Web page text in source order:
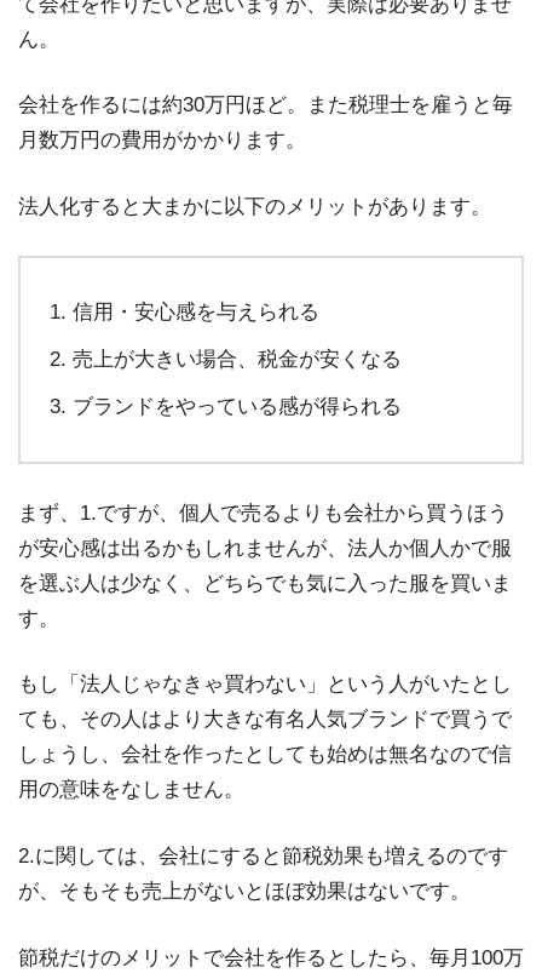
ん。
会社を作るには約30万円ほど。また税理士を雇うと毎
月数万円の費用がかかります。
法人化すると大まかに以下のメリットがあります。
信用・安心感を与えられる
売上が大きい場合、税金が安くなる
ブランドをやっている感が得られる
まず、1.ですが、個人で売るよりも会社から買うほう
が安心感は出るかもしれませんが、法人か個人かで服
を選ぶ人は少なく、どちらでも気に入った服を買いま
す。
もし「法人じゃなきゃ買わない」という人がいたとし
ても、その人はより大きな有名人気ブランドで買うで
しょうし、会社を作ったとしても始めは無名なので信
用の意味をなしません。
2.に関しては、会社にすると節税効果も増えるのです
が、そもそも売上がないとほぼ効果はないです。
節税だけのメリットで会社を作るとしたら、毎月100万